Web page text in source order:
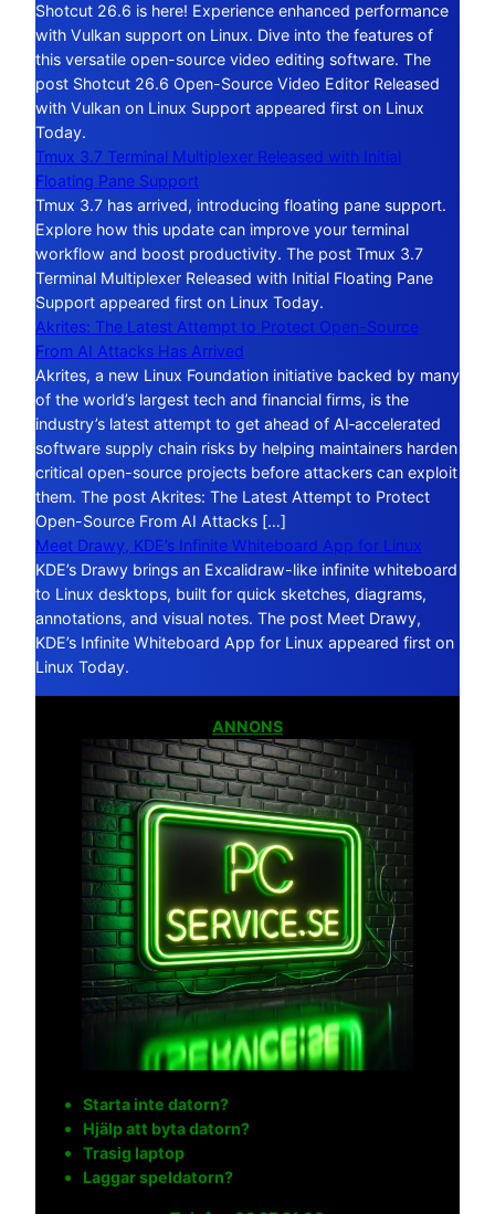
Shotcut 26.6 is here! Experience enhanced performance
with Vulkan support on Linux. Dive into the features of
this versatile open-source video editing software. The
post Shotcut 26.6 Open-Source Video Editor Released
with Vulkan on Linux Support appeared first on Linux
Today.
Tmux 3.7 Terminal Multiplexer Released with Initial
Floating Pane Support
Tmux 3.7 has arrived, introducing floating pane support.
Explore how this update can improve your terminal
workflow and boost productivity. The post Tmux 3.7
Terminal Multiplexer Released with Initial Floating Pane
Support appeared first on Linux Today.
Akrites: The Latest Attempt to Protect Open-Source
From AI Attacks Has Arrived
Akrites, a new Linux Foundation initiative backed by many
of the world’s largest tech and financial firms, is the
industry’s latest attempt to get ahead of AI‑accelerated
software supply chain risks by helping maintainers harden
critical open-source projects before attackers can exploit
them. The post Akrites: The Latest Attempt to Protect
Open-Source From AI Attacks […]
Meet Drawy, KDE’s Infinite Whiteboard App for Linux
KDE’s Drawy brings an Excalidraw-like infinite whiteboard
to Linux desktops, built for quick sketches, diagrams,
annotations, and visual notes. The post Meet Drawy,
KDE’s Infinite Whiteboard App for Linux appeared first on
Linux Today.
ANNONS
Starta inte datorn?
Hjälp att byta datorn?
Trasig laptop
Laggar speldatorn?